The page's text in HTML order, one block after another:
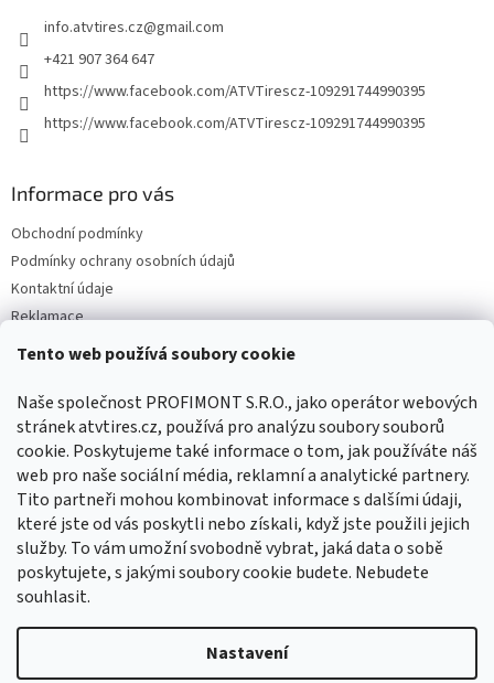
Tento web používá soubory cookie
Naše společnost PROFIMONT S.R.O., jako operátor webových
stránek atvtires.cz, používá pro analýzu soubory souborů
cookie. Poskytujeme také informace o tom, jak používáte náš
web pro naše sociální média, reklamní a analytické partnery.
Tito partneři mohou kombinovat informace s dalšími údaji,
které jste od vás poskytli nebo získali, když jste použili jejich
služby. To vám umožní svobodně vybrat, jaká data o sobě
poskytujete, s jakými soubory cookie budete. Nebudete
souhlasit.
Nastavení
info.atvtires.cz@gmail.com
+421 907 364 647
https://www.facebook.com/ATVTirescz-109291744990395
https://www.facebook.com/ATVTirescz-109291744990395
Informace pro vás
Obchodní podmínky
Podmínky ochrany osobních údajů
Kontaktní údaje
Reklamace
Facebook